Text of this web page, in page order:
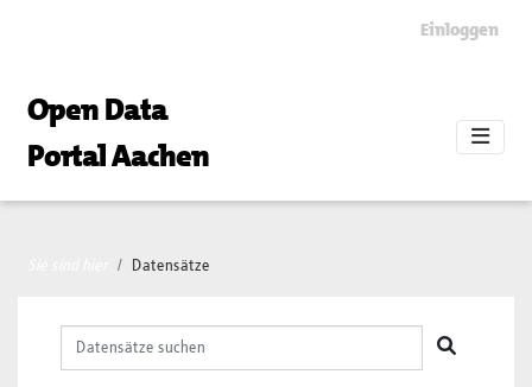
Einloggen
Open Data
Portal Aachen
Datensätze